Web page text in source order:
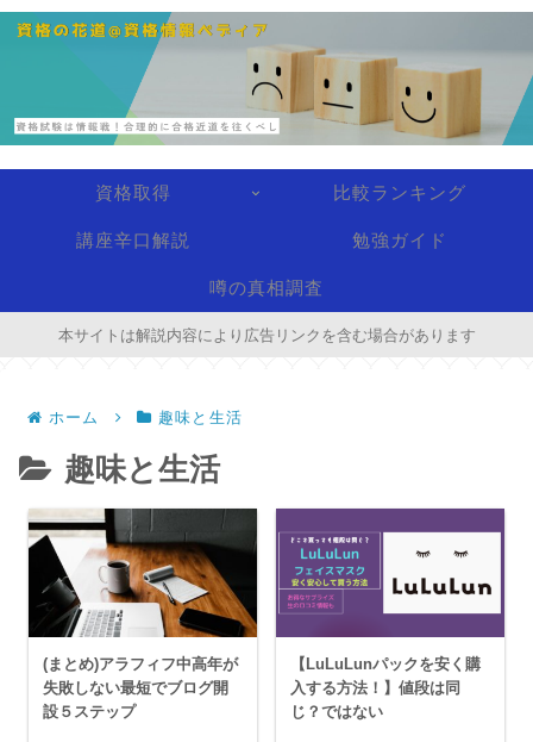
資格取得 比較ランキング
講座辛口解説 勉強ガイド
噂の真相調査
本サイトは解説内容により広告リンクを含む場合があります
ホーム 趣味と生活
趣味と生活
(まとめ)アラフィフ中高年が
失敗しない最短でブログ開
設５ステップ
【LuLuLunパックを安く購
入する方法！】値段は同
じ？ではない